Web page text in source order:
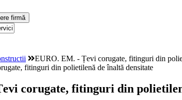
firmă
EURO. EM. - Țevi corugate, fitinguri din
corugate, fitinguri din